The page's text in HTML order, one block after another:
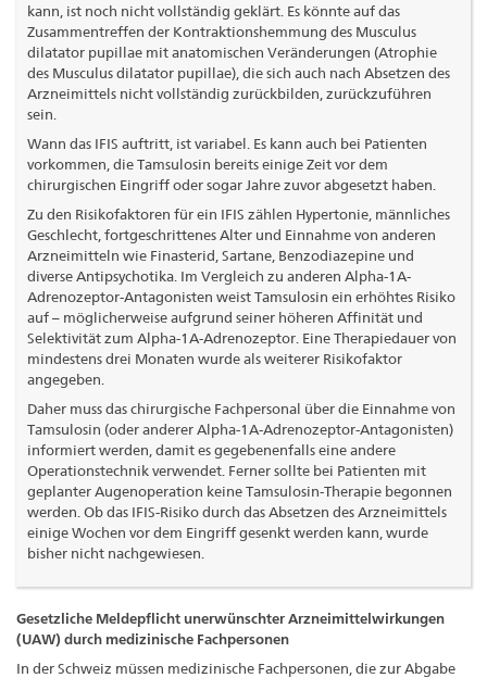
kann, ist noch nicht vollständig geklärt. Es könnte auf das
Zusammentreffen der Kontraktionshemmung des Musculus
dilatator pupillae mit anatomischen Veränderungen (Atrophie
des Musculus dilatator pupillae), die sich auch nach Absetzen des
Arzneimittels nicht vollständig zurückbilden, zurückzuführen
sein.
Wann das IFIS auftritt, ist variabel. Es kann auch bei Patienten
vorkommen, die Tamsulosin bereits einige Zeit vor dem
chirurgischen Eingriff oder sogar Jahre zuvor abgesetzt haben.
Zu den Risikofaktoren für ein IFIS zählen Hypertonie, männliches
Geschlecht, fortgeschrittenes Alter und Einnahme von anderen
Arzneimitteln wie Finasterid, Sartane, Benzodiazepine und
diverse Antipsychotika. Im Vergleich zu anderen Alpha-1A-
Adrenozeptor-Antagonisten weist Tamsulosin ein erhöhtes Risiko
auf – möglicherweise aufgrund seiner höheren Affinität und
Selektivität zum Alpha-1A-Adrenozeptor. Eine Therapiedauer von
mindestens drei Monaten wurde als weiterer Risikofaktor
angegeben.
Daher muss das chirurgische Fachpersonal über die Einnahme von
Tamsulosin (oder anderer Alpha-1A-Adrenozeptor-Antagonisten)
informiert werden, damit es gegebenenfalls eine andere
Operationstechnik verwendet. Ferner sollte bei Patienten mit
geplanter Augenoperation keine Tamsulosin-Therapie begonnen
werden. Ob das IFIS-Risiko durch das Absetzen des Arzneimittels
einige Wochen vor dem Eingriff gesenkt werden kann, wurde
bisher nicht nachgewiesen.
Gesetzliche Meldepflicht unerwünschter Arzneimittelwirkungen
(UAW) durch medizinische Fachpersonen
In der Schweiz müssen medizinische Fachpersonen, die zur Abgabe